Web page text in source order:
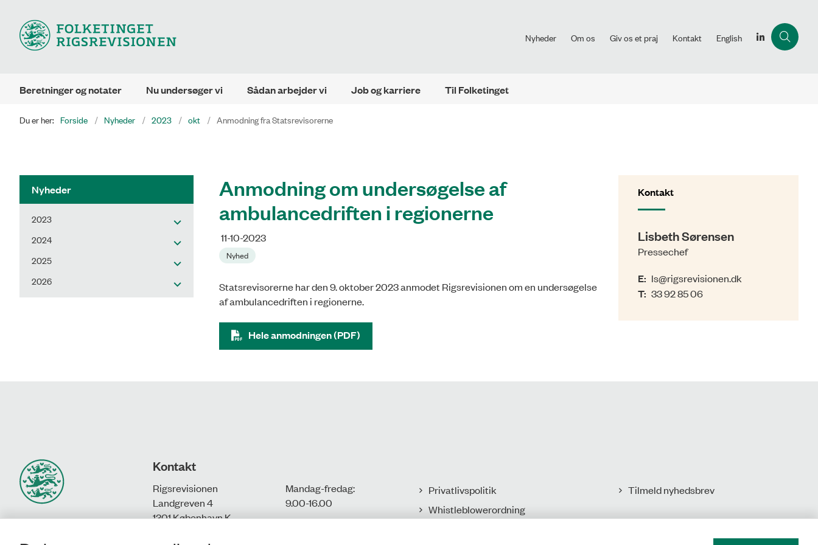
Nyheder Om os Giv os et praj Kontakt English
Beretninger og notater Nu undersøger vi Sådan arbejder vi Job og karriere Til Folketinget
Du er her: Forside Nyheder 2023 okt Anmodning fra Statsrevisorerne
Nyheder
2023
2024
2025
2026
Anmodning om undersøgelse af
ambulancedriften i regionerne
11-10-2023
Nyhed
Statsrevisorerne har den 9. oktober 2023 anmodet Rigsrevisionen om en undersøgelse
af ambulancedriften i regionerne.
Hele anmodningen (PDF)
Kontakt
Lisbeth Sørensen
Pressechef
E: ls@rigsrevisionen.dk
T: 33 92 85 06
Kontakt
Rigsrevisionen
Landgreven 4
1301 København K
Mandag-fredag:
9.00-16.00​
Privatlivspolitik
Whistleblowerordning
Tilmeld nyhedsbrev